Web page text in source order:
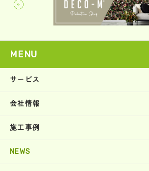
MENU
サービス
会社情報
施工事例
NEWS